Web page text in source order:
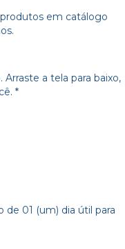
em catálogo
a tela para baixo,
*
de 01 (um) dia útil para